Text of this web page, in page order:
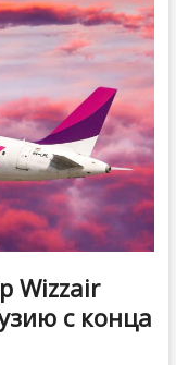
o
n
Wizzair
с конца